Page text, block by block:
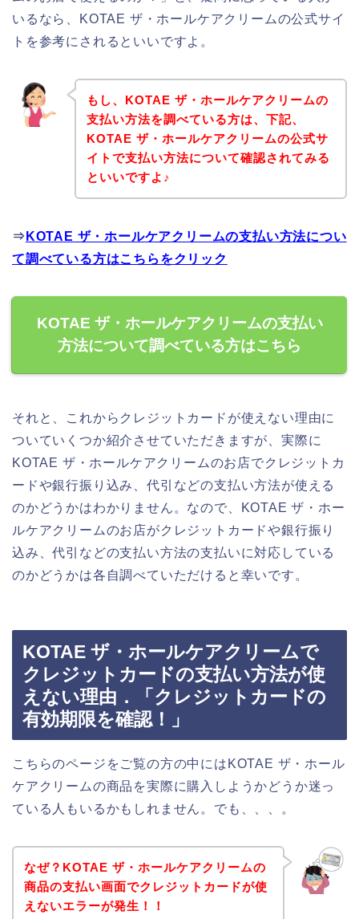
いるなら、KOTAE ザ・ホールケアクリームの公式サイ
トを参考にされるといいですよ。
もし、KOTAE ザ・ホールケアクリームの
支払い方法を調べている方は、下記、
KOTAE ザ・ホールケアクリームの公式サ
イトで支払い方法について確認されてみる
といいですよ♪
⇒ KOTAE ザ・ホールケアクリームの支払い方法につい
て調べている方はこちらをクリック
KOTAE ザ・ホールケアクリームの支払い
方法について調べている方はこちら
それと、これからクレジットカードが使えない理由に
ついていくつか紹介させていただきますが、実際に
KOTAE ザ・ホールケアクリームのお店でクレジットカ
ードや銀行振り込み、代引などの支払い方法が使える
のかどうかはわかりません。なので、KOTAE ザ・ホー
ルケアクリームのお店がクレジットカードや銀行振り
込み、代引などの支払い方法の支払いに対応している
のかどうかは各自調べていただけると幸いです。
KOTAE ザ・ホールケアクリームで
クレジットカードの支払い方法が使
えない理由．「クレジットカードの
有効期限を確認！」
こちらのページをご覧の方の中にはKOTAE ザ・ホール
ケアクリームの商品を実際に購入しようかどうか迷っ
ている人もいるかもしれません。でも、、、。
なぜ？KOTAE ザ・ホールケアクリームの
商品の支払い画面でクレジットカードが使
えないエラーが発生！！